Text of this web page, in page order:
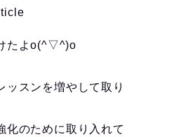
たよo(^▽^)o
ッスンを増やして取り
化のために取り入れて